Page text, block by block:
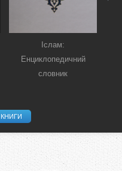
Іслам:
Енциклопедичний
словник
КНИГИ